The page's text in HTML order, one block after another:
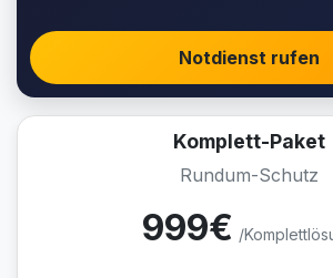
Notdienst rufen
Komplett-Paket
Rundum-Schutz
999€ /